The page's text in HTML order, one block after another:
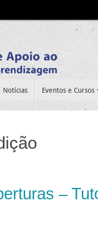
Notícias Eventos e Cursos
–